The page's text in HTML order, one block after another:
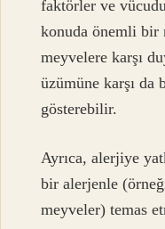
faktörler ve
konuda önemli
meyvelere karşı
üzümüne karşı da
gösterebilir.
Ayrıca, alerjiye
bir alerjenle
meyveler) temas